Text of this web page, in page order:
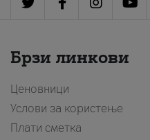
Брзи линкови
Ценовници
Услови за користење
Плати сметка